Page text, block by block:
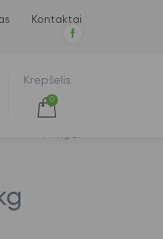
Kontaktai
Krepšelis
0
Atgal